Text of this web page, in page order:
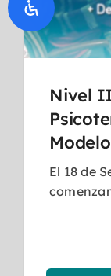
Nivel
El 18 de